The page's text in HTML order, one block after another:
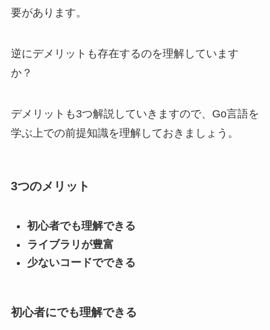
要があります。
逆にデメリットも存在するのを理解しています
か？
デメリットも3つ解説していきますので、Go言語を
学ぶ上での前提知識を理解しておきましょう。
3つのメリット
初心者でも理解できる
ライブラリが豊富
少ないコードでできる
初心者にでも理解できる